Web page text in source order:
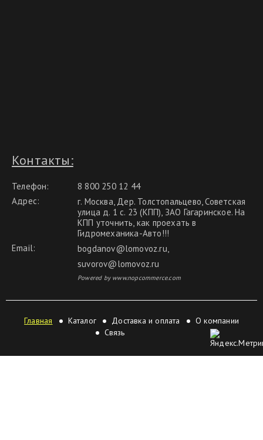
Контакты:
Телефон:
8 800 250 12 44
Адрес:
г. Москва, Дер. Толстопальцево, Советская
улица д. 1 с. 23 (КПП), ЗАО Гагаринское. На
КПП уточнить, как проехать в
Гидромеханика-Авто!!!
Email:
bogdanov@lomovoz.ru,
suvorov@lomovoz.ru
Powered by www.nopcommerce.com
Главная Каталог Доставка и оплата
О компании
Связь